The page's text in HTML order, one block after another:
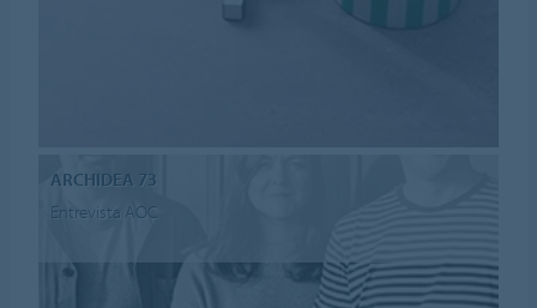
ARCHIDEA 73
Entrevista AOC